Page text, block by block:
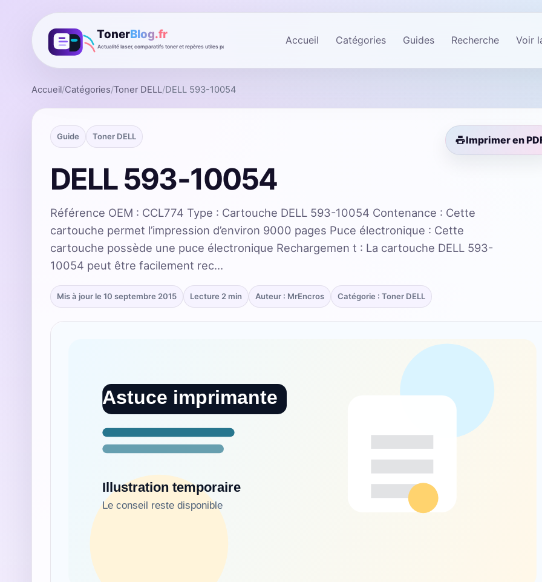
Accueil Catégories Guides Recherche Voir
Accueil/Catégories/Toner DELL /DELL 593-10054
Guide Toner DELL Imprimer en
DELL 593-10054
Référence OEM : CCL774 Type : Cartouche DELL 593-10054 Contenance : Cette
cartouche permet l’impression d’environ 9000 pages Puce électronique : Cette
cartouche possède une puce électronique Rechargemen t : La cartouche DELL 593-
10054 peut être facilement rec…
Mis à jour le 10 septembre 2015 Lecture 2 min Auteur : MrEncros Catégorie : Toner DELL